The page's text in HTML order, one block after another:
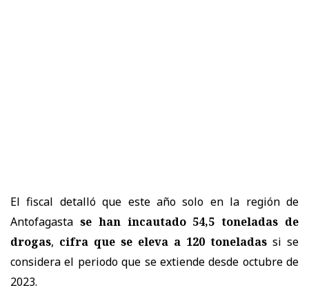
El fiscal detalló que este año solo en la región de
Antofagasta se han incautado 54,5 toneladas de
drogas, cifra que se eleva a 120 toneladas si se
considera el periodo que se extiende desde octubre de
2023.